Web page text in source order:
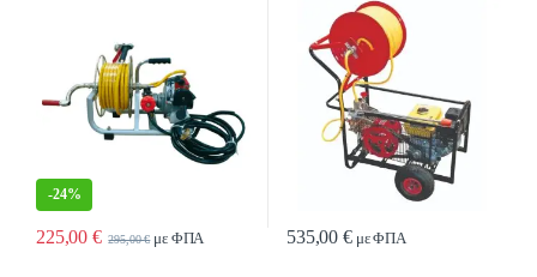
-24%
225,00€ 295,00€με ΦΠΑ 535,00€με ΦΠΑ